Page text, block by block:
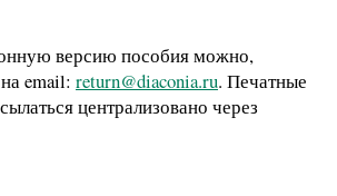
версию пособия можно,
email: return@diaconia.ru. Печатные
централизовано через